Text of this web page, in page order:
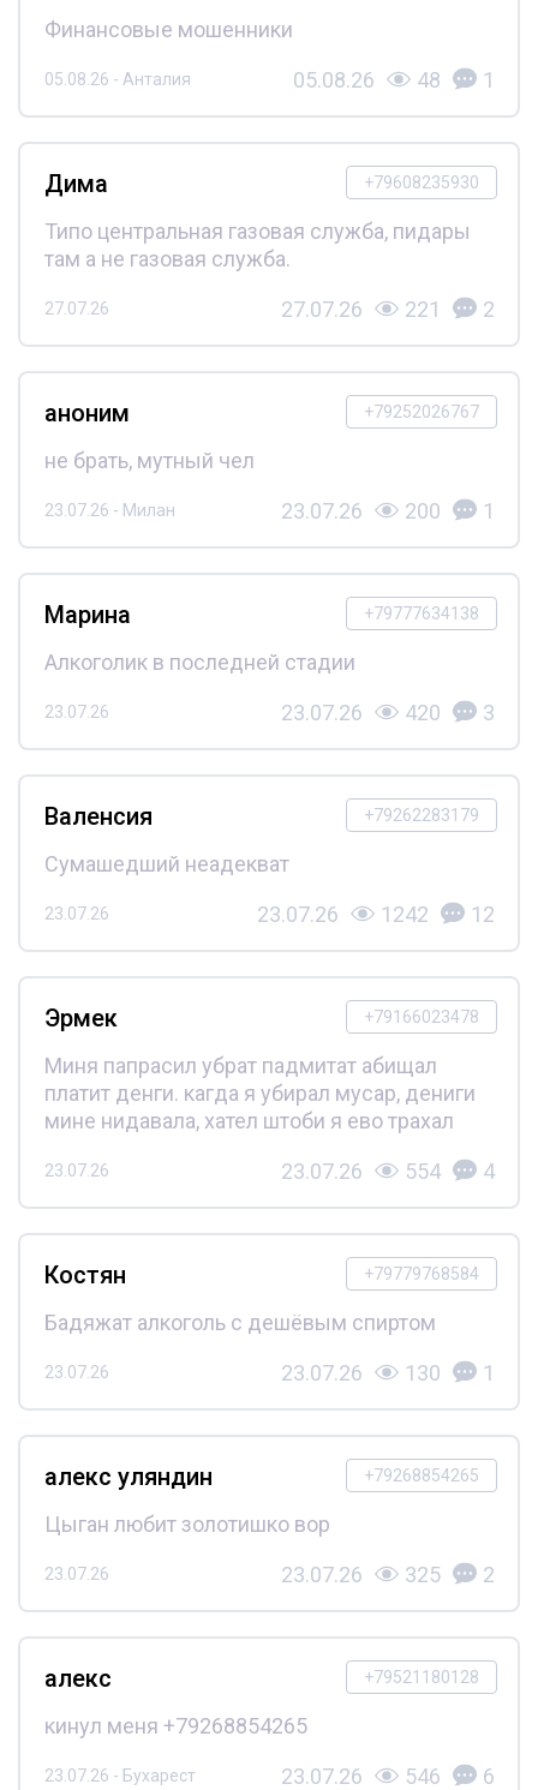
Финансовые мошенники
05.08.26 - Анталия 05.08.26 48 1
+79608235930
Дима
Типо центральная газовая служба, пидары
там а не газовая служба.
27.07.26 27.07.26 221 2
+79252026767
аноним
не брать, мутный чел
23.07.26 - Милан 23.07.26 200 1
+79777634138
Марина
Алкоголик в последней стадии
23.07.26 23.07.26 420 3
+79262283179
Валенсия
Сумашедший неадекват
23.07.26 23.07.26 1242 12
+79166023478
Эрмек
Миня папрасил убрат падмитат абищал
платит денги. кагда я убирал мусар, дениги
мине нидавала, хател штоби я ево трахал
23.07.26 23.07.26 554 4
+79779768584
Костян
Бадяжат алкоголь с дешёвым спиртом
23.07.26 23.07.26 130 1
+79268854265
алекс уляндин
Цыган любит золотишко вор
23.07.26 23.07.26 325 2
+79521180128
алекс
кинул меня +79268854265
23.07.26 - Бухарест 23.07.26 546 6